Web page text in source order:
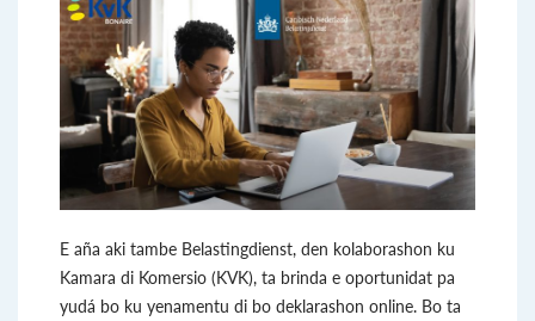
E aña aki tambe Belastingdienst, den kolaborashon ku
Kamara di Komersio (KVK), ta brinda e oportunidat pa
yudá bo ku yenamentu di bo deklarashon online. Bo ta